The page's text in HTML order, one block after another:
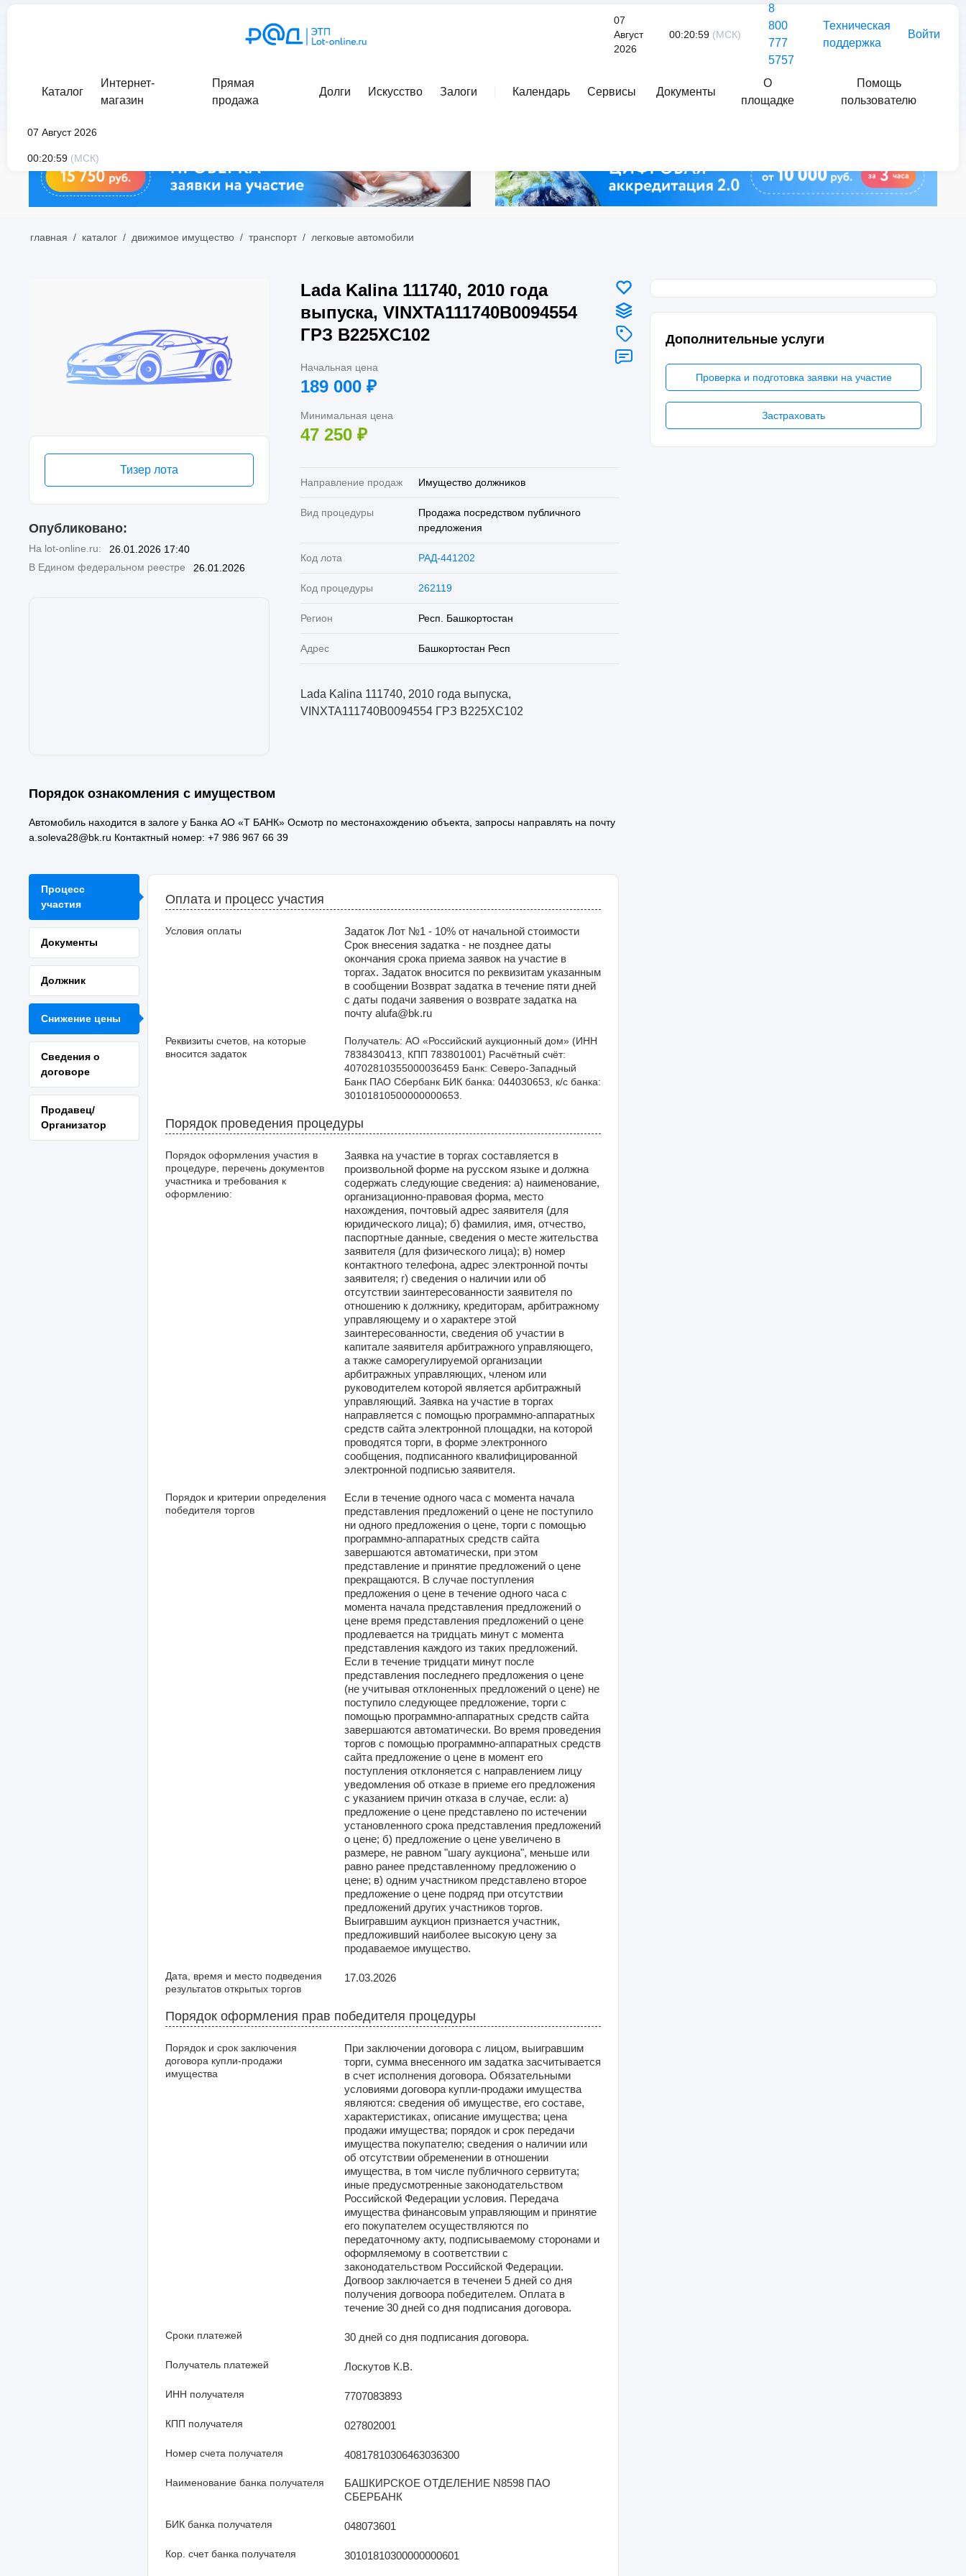
07
Август
2026
00:20:59 (МСК)
8
800
777
5757
Техническая
поддержка
Войти
Каталог
Интернет-
магазин
Прямая
продажа
Долги Искусство Залоги Календарь Сервисы Документы
О
площадке
Помощь
пользователю
07 Август 2026
00:20:59 (МСК)
главная / каталог / движимое имущество / транспорт / легковые автомобили
Дополнительные услуги
Проверка и подготовка заявки на участие
Застраховать
Тизер лота
Опубликовано:
На lot-online.ru:
26.01.2026 17:40
В Едином федеральном реестре
26.01.2026
Lada Kalina 111740, 2010 года
выпуска, VINXTA111740B0094554
ГРЗ B225XC102
Начальная цена
189 000 ₽
Минимальная цена
47 250 ₽
Направление продаж Имущество должников
Вид процедуры
Продажа посредством публичного
предложения
Код лота РАД-441202
Код процедуры 262119
Регион Респ. Башкортостан
Адрес Башкортостан Респ
Lada Kalina 111740, 2010 года выпуска,
VINXTA111740B0094554 ГРЗ B225XC102
Порядок ознакомления с имуществом
Автомобиль находится в залоге у Банка АО «Т БАНК» Осмотр по местонахождению объекта, запросы направлять на почту
a.soleva28@bk.ru Контактный номер: +7 986 967 66 39
Процесс
участия
Документы
Должник
Снижение цены
Сведения о
договоре
Продавец/
Организатор
Оплата и процесс участия
Условия оплаты
Задаток Лот №1 - 10% от начальной стоимости
Срок внесения задатка - не позднее даты
окончания срока приема заявок на участие в
торгах. Задаток вносится по реквизитам указанным
в сообщении Возврат задатка в течение пяти дней
с даты подачи заявения о возврате задатка на
почту alufa@bk.ru
Реквизиты счетов, на которые
вносится задаток
Получатель: АО «Российский аукционный дом» (ИНН
7838430413, КПП 783801001) Расчётный счёт:
40702810355000036459 Банк: Северо-Западный
Банк ПАО Сбербанк БИК банка: 044030653, к/с банка:
30101810500000000653.
Порядок проведения процедуры
Порядок оформления участия в
процедуре, перечень документов
участника и требования к
оформлению:
Заявка на участие в торгах составляется в
произвольной форме на русском языке и должна
содержать следующие сведения: а) наименование,
организационно-правовая форма, место
нахождения, почтовый адрес заявителя (для
юридического лица); б) фамилия, имя, отчество,
паспортные данные, сведения о месте жительства
заявителя (для физического лица); в) номер
контактного телефона, адрес электронной почты
заявителя; г) сведения о наличии или об
отсутствии заинтересованности заявителя по
отношению к должнику, кредиторам, арбитражному
управляющему и о характере этой
заинтересованности, сведения об участии в
капитале заявителя арбитражного управляющего,
а также саморегулируемой организации
арбитражных управляющих, членом или
руководителем которой является арбитражный
управляющий. Заявка на участие в торгах
направляется с помощью программно-аппаратных
средств сайта электронной площадки, на которой
проводятся торги, в форме электронного
сообщения, подписанного квалифицированной
электронной подписью заявителя.
Порядок и критерии определения
победителя торгов
Если в течение одного часа с момента начала
представления предложений о цене не поступило
ни одного предложения о цене, торги с помощью
программно-аппаратных средств сайта
завершаются автоматически, при этом
представление и принятие предложений о цене
прекращаются. В случае поступления
предложения о цене в течение одного часа с
момента начала представления предложений о
цене время представления предложений о цене
продлевается на тридцать минут с момента
представления каждого из таких предложений.
Если в течение тридцати минут после
представления последнего предложения о цене
(не учитывая отклоненных предложений о цене) не
поступило следующее предложение, торги с
помощью программно-аппаратных средств сайта
завершаются автоматически. Во время проведения
торгов с помощью программно-аппаратных средств
сайта предложение о цене в момент его
поступления отклоняется с направлением лицу
уведомления об отказе в приеме его предложения
с указанием причин отказа в случае, если: а)
предложение о цене представлено по истечении
установленного срока представления предложений
о цене; б) предложение о цене увеличено в
размере, не равном "шагу аукциона", меньше или
равно ранее представленному предложению о
цене; в) одним участником представлено второе
предложение о цене подряд при отсутствии
предложений других участников торгов.
Выигравшим аукцион признается участник,
предложивший наиболее высокую цену за
продаваемое имущество.
Дата, время и место подведения
результатов открытых торгов
17.03.2026
Порядок оформления прав победителя процедуры
Порядок и срок заключения
договора купли-продажи
имущества
При заключении договора с лицом, выигравшим
торги, сумма внесенного им задатка засчитывается
в счет исполнения договора. Обязательными
условиями договора купли-продажи имущества
являются: сведения об имуществе, его составе,
характеристиках, описание имущества; цена
продажи имущества; порядок и срок передачи
имущества покупателю; сведения о наличии или
об отсутствии обременении в отношении
имущества, в том числе публичного сервитута;
иные предусмотренные законодательством
Российской Федерации условия. Передача
имущества финансовым управляющим и принятие
его покупателем осуществляются по
передаточному акту, подписываемому сторонами и
оформляемому в соответствии с
законодательством Российской Федерации.
Догвоор заключается в теченеи 5 дней со дня
получения догвоора победителем. Оплата в
течение 30 дней со дня подписания договора.
Сроки платежей 30 дней со дня подписания договора.
Получатель платежей Лоскутов К.В.
ИНН получателя 7707083893
КПП получателя 027802001
Номер счета получателя 40817810306463036300
Наименование банка получателя
БАШКИРСКОЕ ОТДЕЛЕНИЕ N8598 ПАО
СБЕРБАНК
БИК банка получателя 048073601
Кор. счет банка получателя 30101810300000000601